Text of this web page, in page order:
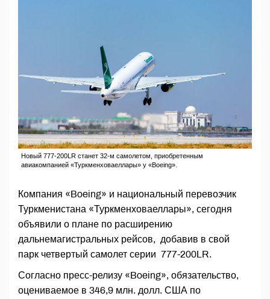
Новый 777-200LR станет 32-м самолетом, приобретенным
авиакомпанией «Туркменховаеллары» у «Boeing».
Компания «Boeing» и национальный перевозчик
Туркменистана «Туркменховаеллары», сегодня
объявили о плане по расширению
дальнемагистральных рейсов, добавив в свой
парк четвертый самолет серии 777-200LR.
Согласно пресс-релизу «Boeing», обязательство,
оцениваемое в 346,9 млн. долл. США по